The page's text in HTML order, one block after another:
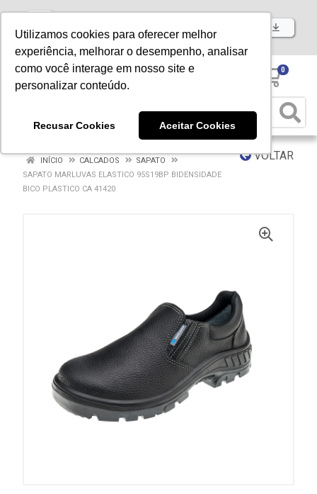
Utilizamos cookies para oferecer melhor
experiência, melhorar o desempenho, analisar
como você interage em nosso site e
personalizar conteúdo.
Recusar Cookies Aceitar Cookies
Baixe já nosso APP
0
VOLTAR
INÍCIO CALCADOS
SAPATO
SAPATO MARLUVAS ELASTICO 95S19BP BIDENSIDADE
BICO PLASTICO CA 41420